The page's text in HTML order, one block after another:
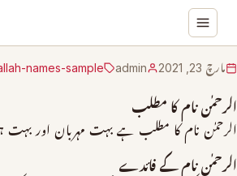
مارچ 23, 2021 admin
names-sample
الرحمٰن نام کا مطلب
الرحمٰن نام کا مطلب ہے بہت مہربان اور بہت
الرحمٰن نام کے فائدے